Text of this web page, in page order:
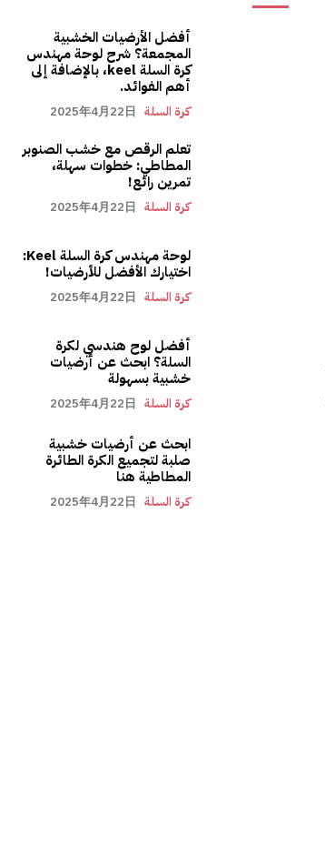
أفضل الأرضيات الخشبية
المجمعة؟ شرح لوحة مهندس
كرة السلة keel، بالإضافة إلى
أهم الفوائد.
كرة السلة 2025年4月22日
تعلم الرقص مع خشب الصنوبر
المطاطي: خطوات سهلة،
تمرين رائع!
كرة السلة 2025年4月22日
لوحة مهندس كرة السلة Keel:
اختيارك الأفضل للأرضيات!
كرة السلة 2025年4月22日
أفضل لوح هندسي لكرة
السلة؟ ابحث عن أرضيات
خشبية بسهولة
كرة السلة 2025年4月22日
ابحث عن أرضيات خشبية
صلبة لتجميع الكرة الطائرة
المطاطية هنا
كرة السلة 2025年4月22日